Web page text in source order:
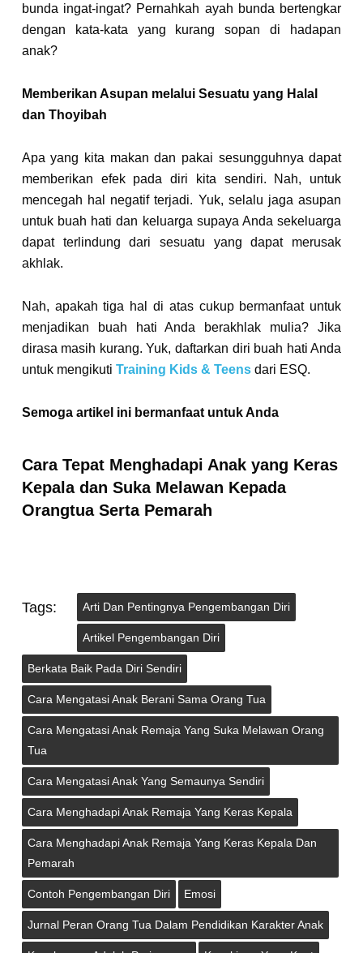
bunda ingat-ingat? Pernahkah ayah bunda bertengkar
dengan kata-kata yang kurang sopan di hadapan
anak?
Memberikan Asupan melalui Sesuatu yang Halal
dan Thoyibah
Apa yang kita makan dan pakai sesungguhnya dapat
memberikan efek pada diri kita sendiri. Nah, untuk
mencegah hal negatif terjadi. Yuk, selalu jaga asupan
untuk buah hati dan keluarga supaya Anda sekeluarga
dapat terlindung dari sesuatu yang dapat merusak
akhlak.
Nah, apakah tiga hal di atas cukup bermanfaat untuk
menjadikan buah hati Anda berakhlak mulia? Jika
dirasa masih kurang. Yuk, daftarkan diri buah hati Anda
untuk mengikuti Training Kids & Teensdari ESQ.
Semoga artikel ini bermanfaat untuk Anda
Cara Tepat Menghadapi Anak yang Keras
Kepala dan Suka Melawan Kepada
Orangtua Serta Pemarah
Tags: Arti Dan Pentingnya Pengembangan Diri
Artikel Pengembangan Diri
Berkata Baik Pada Diri Sendiri
Cara Mengatasi Anak Berani Sama Orang Tua
Cara Mengatasi Anak Remaja Yang Suka Melawan Orang
Tua
Cara Mengatasi Anak Yang Semaunya Sendiri
Cara Menghadapi Anak Remaja Yang Keras Kepala
Cara Menghadapi Anak Remaja Yang Keras Kepala Dan
Pemarah
Contoh Pengembangan Diri Emosi
Jurnal Peran Orang Tua Dalam Pendidikan Karakter Anak